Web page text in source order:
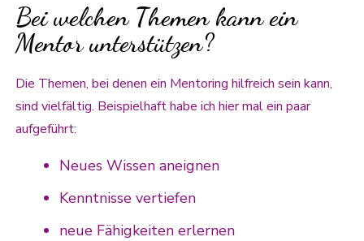
Bei welchen Themen kann ein
Mentor unterstützen?
Die Themen, bei denen ein Mentoring hilfreich sein kann,
sind vielfältig. Beispielhaft habe ich hier mal ein paar
aufgeführt:
Neues Wissen aneignen
Kenntnisse vertiefen
neue Fähigkeiten erlernen